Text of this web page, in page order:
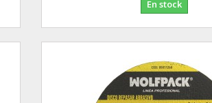
En stock